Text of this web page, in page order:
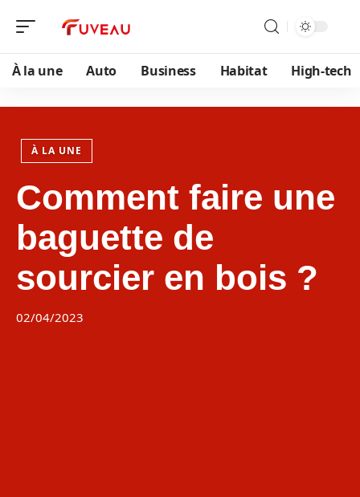
À la une Auto Business Habitat High-tech
À LA UNE
Comment faire une
baguette de
sourcier en bois ?
02/04/2023